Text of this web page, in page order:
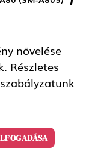
Smart Z
növelése
Részletes